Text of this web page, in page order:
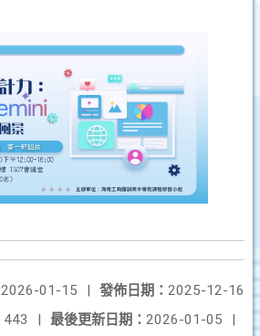
發佈日期： 2025-12-16
2026-01-15
|
最後更新日期： 2026-01-05 |
443 |